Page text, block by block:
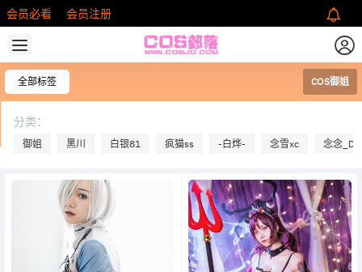
会员必看 会员注册
全部标签 COS御姐
分类：
御姐 黑川 白银81 疯猫ss -白烨- 念雪xc 念念_D